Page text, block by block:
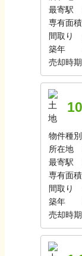
最寄駅
専有面積
間取り
築年
売却時期
物件種別
所在地
最寄駅
専有面積
間取り
築年
売却時期